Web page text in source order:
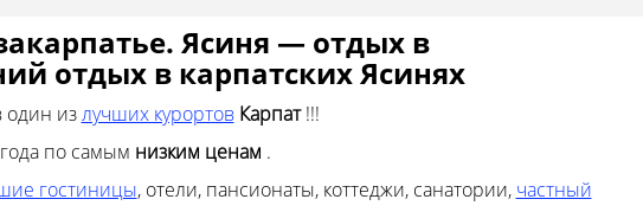
Ясиня — отдых в
отдых в карпатских Ясинях
один излучших курортов Карпат!!!
по самым низким ценам .
гостиницы, отели, пансионаты, коттеджи, санатории, частный